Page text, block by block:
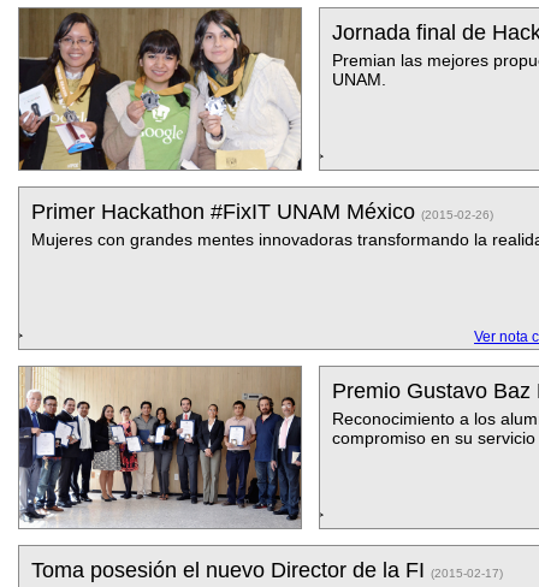
Jornada final de
Premian las mejores
UNAM.
Primer Hackathon #FixIT UNAM México (2015-02-26)
Mujeres con grandes mentes innovadoras transformando la
Ver nota
Premio Gustavo
Reconocimiento a los
compromiso en su servicio
Toma posesión el nuevo Director de la FI (2015-02-17)